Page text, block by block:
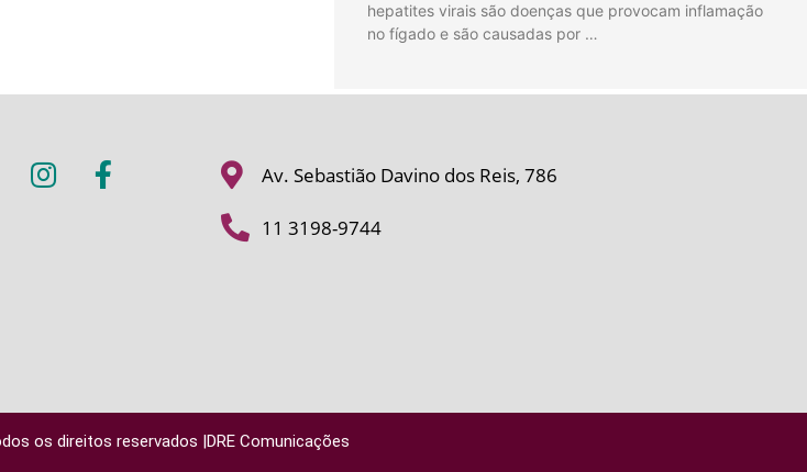
hepatites virais são doenças que provocam inflamação
no fígado e são causadas por …
Av. Sebastião Davino dos Reis, 786
11 3198-9744
os direitos reservados |DRE Comunicações